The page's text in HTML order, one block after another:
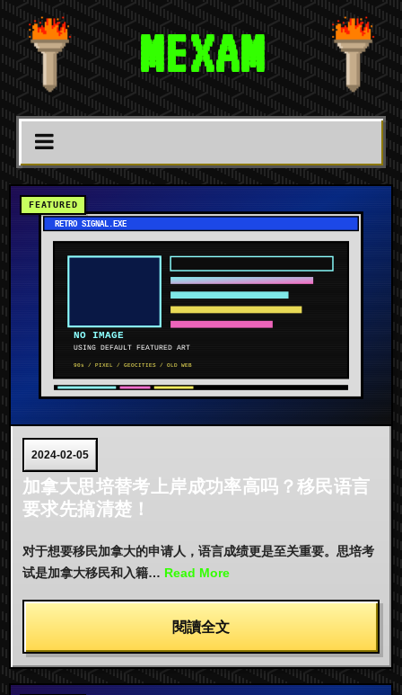
MEXAM
2024-02-05
加拿大思培替考上岸成功率高吗？移民语言
要求先搞清楚！
对于想要移民加拿大的申请人，语言成绩更是至关重要。思培考
试是加拿大移民和入籍… Read More
閱讀全文